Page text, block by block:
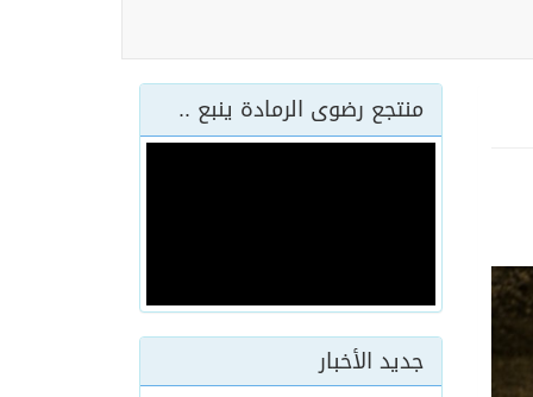
منتجع رضوى الرمادة ينبع ..
جديد الأخبار